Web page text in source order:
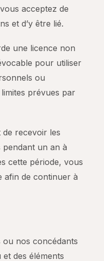
acceptez de
et d’y être lié.
une licence non
pour utiliser
ou
prévues par
recevoir les
pendant un an à
cette période, vous
afin de continuer à
ou nos concédants
et des éléments